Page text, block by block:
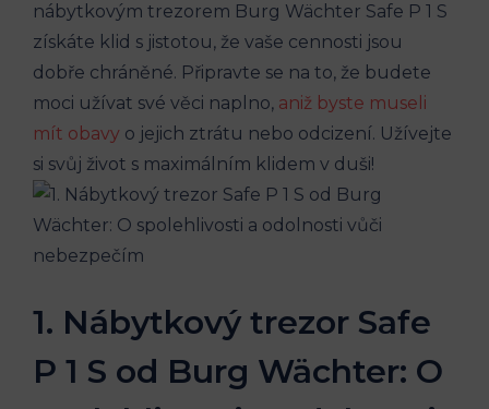
nábytkovým trezorem Burg Wächter Safe P 1 S
získáte klid s jistotou, že vaše cennosti jsou
dobře chráněné. Připravte se na to, že budete
moci užívat své věci naplno, aniž byste museli
mít obavy o jejich ztrátu nebo odcizení. Užívejte
si svůj život s maximálním klidem v duši!
1. Nábytkový trezor Safe
P 1 S od Burg Wächter: O